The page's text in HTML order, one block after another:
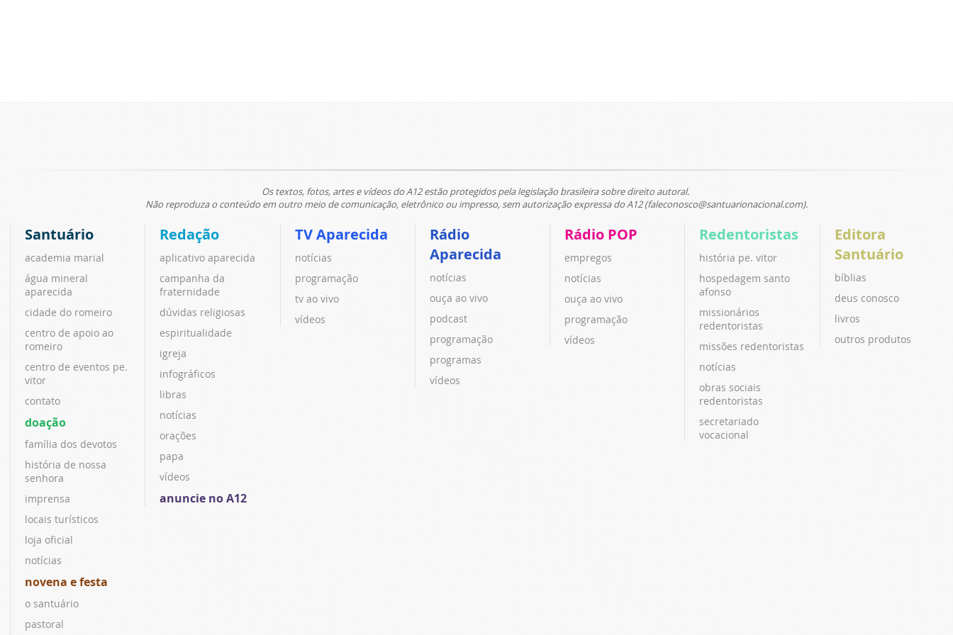
Os textos, fotos, artes e vídeos do A12 estão protegidos pela legislação brasileira sobre direito autoral.
Não reproduza o conteúdo em outro meio de comunicação, eletrônico ou impresso, sem autorização expressa do A12 (faleconosco@santuarionacional.com).
Santuário
academia marial
água mineral
aparecida
cidade do romeiro
centro de apoio ao
romeiro
centro de eventos pe.
vitor
contato
doação
família dos devotos
história de nossa
senhora
imprensa
locais turísticos
loja oficial
notícias
novena e festa
o santuário
pastoral
Redação
aplicativo aparecida
campanha da
fraternidade
dúvidas religiosas
espiritualidade
igreja
infográficos
libras
notícias
orações
papa
vídeos
anuncie no A12
TV Aparecida
notícias
programação
tv ao vivo
vídeos
Rádio
Aparecida
notícias
ouça ao vivo
podcast
programação
programas
vídeos
Rádio POP
empregos
notícias
ouça ao vivo
programação
vídeos
Redentoristas
história pe. vitor
hospedagem santo
afonso
missionários
redentoristas
missões redentoristas
notícias
obras sociais
redentoristas
secretariado
vocacional
Editora
Santuário
bíblias
deus conosco
livros
outros produtos